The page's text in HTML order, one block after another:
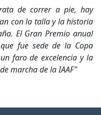
de correr a pie, hay
con la talla y la historia
El Gran Premio anual
fue sede de la Copa
faro de excelencia y la
marcha de la IAAF"